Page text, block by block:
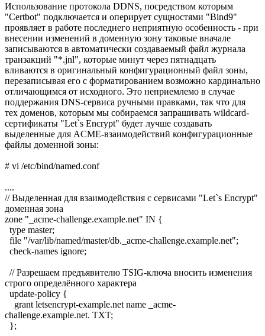
Использование протокола DDNS, посредством которым
"Certbot" подключается и оперирует сущностями "Bind9"
проявляет в работе последнего неприятную особенность - при
внесении изменений в доменную зону таковые вначале
записываются в автоматически создаваемый файл журнала
транзакций "*.jnl", которые минут через пятнадцать
вливаются в оригинальный конфигурационный файл зоны,
перезаписывая его с форматированием возможно кардинально
отличающимся от исходного. Это неприемлемо в случае
поддержания DNS-сервиса ручными правками, так что для
тех доменов, которым мы собираемся запрашивать wildcard-
сертификаты "Let`s Encrypt" будет лучше создавать
выделенные для ACME-взаимодействий конфигурационные
файлы доменной зоны:
# vi /etc/bind/named.conf
....
// Выделенная для взаимодействия с сервисами "Let`s Encrypt"
доменная зона
zone "_acme-challenge.example.net" IN {
type master;
file "/var/lib/named/master/db._acme-challenge.example.net";
check-names ignore;
// Разрешаем предъявителю TSIG-ключа вносить изменения
строго определённого характера
update-policy {
grant letsencrypt-example.net name _acme-
challenge.example.net. TXT;
};